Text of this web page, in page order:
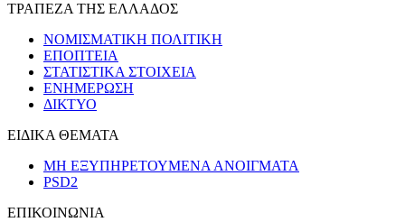
ΤΡΑΠΕΖΑ ΤΗΣ ΕΛΛΑΔΟΣ
ΝΟΜΙΣΜΑΤΙΚΗ ΠΟΛΙΤΙΚΗ
ΕΠΟΠΤΕΙΑ
ΣΤΑΤΙΣΤΙΚΑ ΣΤΟΙΧΕΙΑ
ΕΝΗΜΕΡΩΣΗ
ΔΙΚΤΥΟ
ΕΙΔΙΚΑ ΘΕΜΑΤΑ
ΜΗ ΕΞΥΠΗΡΕΤΟΥΜΕΝΑ ΑΝΟΙΓΜΑΤΑ
PSD2
ΕΠΙΚΟΙΝΩΝΙΑ